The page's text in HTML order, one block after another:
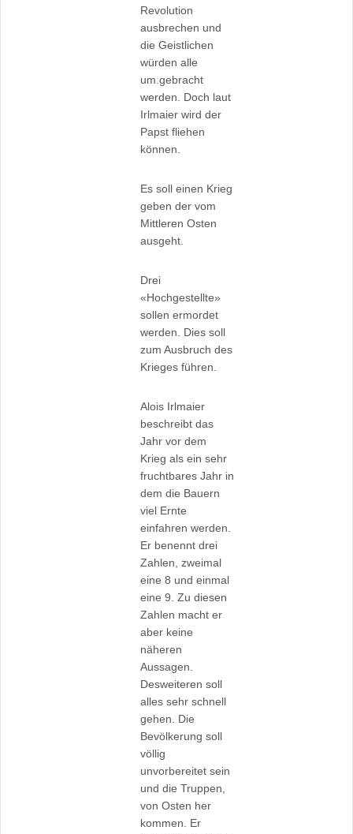
Revolution
ausbrechen und
die Geistlichen
würden alle
um.gebracht
werden. Doch laut
Irlmaier wird der
Papst fliehen
können.
Es soll einen Krieg
geben der vom
Mittleren Osten
ausgeht.
Drei
«Hochgestellte»
sollen ermordet
werden. Dies soll
zum Ausbruch des
Krieges führen.
Alois Irlmaier
beschreibt das
Jahr vor dem
Krieg als ein sehr
fruchtbares Jahr in
dem die Bauern
viel Ernte
einfahren werden.
Er benennt drei
Zahlen, zweimal
eine 8 und einmal
eine 9. Zu diesen
Zahlen macht er
aber keine
näheren
Aussagen.
Desweiteren soll
alles sehr schnell
gehen. Die
Bevölkerung soll
völlig
unvorbereitet sein
und die Truppen,
von Osten her
kommen. Er